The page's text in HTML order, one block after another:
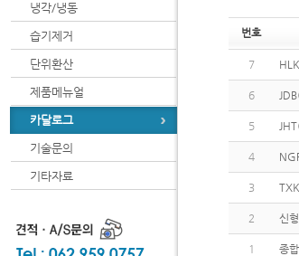
냉각/냉동
습기제거
단위환산
제품메뉴얼
카달로그
기술문의
기타자료
번호
7
6
5
4
3
2 신
1 종